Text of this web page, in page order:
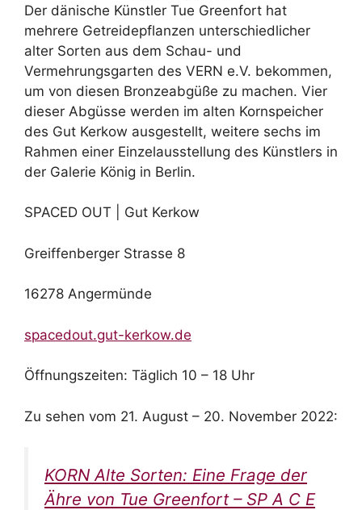
Der dänische Künstler Tue Greenfort hat
mehrere Getreidepflanzen unterschiedlicher
alter Sorten aus dem Schau- und
Vermehrungsgarten des VERN e.V. bekommen,
um von diesen Bronzeabgüße zu machen. Vier
dieser Abgüsse werden im alten Kornspeicher
des Gut Kerkow ausgestellt, weitere sechs im
Rahmen einer Einzelausstellung des Künstlers in
der Galerie König in Berlin.
SPACED OUT | Gut Kerkow
Greiffenberger Strasse 8
16278 Angermünde
spacedout.gut-kerkow.de
Öffnungszeiten: Täglich 10 – 18 Uhr
Zu sehen vom 21. August – 20. November 2022:
KORN Alte Sorten: Eine Frage der
Ähre von Tue Greenfort – SP A C E